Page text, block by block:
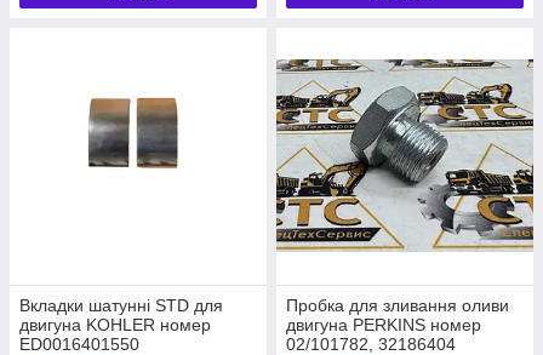
Вкладки шатунні STD для
двигуна KOHLER номер
ED0016401550
Пробка для зливання оливи
двигуна PERKINS номер
02/101782, 32186404